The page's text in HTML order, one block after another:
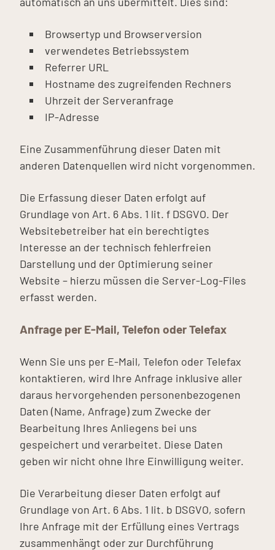
Browsertyp und Browserversion
verwendetes Betriebssystem
Referrer URL
Hostname des zugreifenden Rechners
Uhrzeit der Serveranfrage
IP-Adresse
Eine Zusammenführung dieser Daten mit
anderen Datenquellen wird nicht vorgenommen.
Die Erfassung dieser Daten erfolgt auf
Grundlage von Art. 6 Abs. 1 lit. f DSGVO. Der
Websitebetreiber hat ein berechtigtes
Interesse an der technisch fehlerfreien
Darstellung und der Optimierung seiner
Website – hierzu müssen die Server-Log-Files
erfasst werden.
Anfrage per E-Mail, Telefon oder Telefax
Wenn Sie uns per E-Mail, Telefon oder Telefax
kontaktieren, wird Ihre Anfrage inklusive aller
daraus hervorgehenden personenbezogenen
Daten (Name, Anfrage) zum Zwecke der
Bearbeitung Ihres Anliegens bei uns
gespeichert und verarbeitet. Diese Daten
geben wir nicht ohne Ihre Einwilligung weiter.
Die Verarbeitung dieser Daten erfolgt auf
Grundlage von Art. 6 Abs. 1 lit. b DSGVO, sofern
Ihre Anfrage mit der Erfüllung eines Vertrags
zusammenhängt oder zur Durchführung